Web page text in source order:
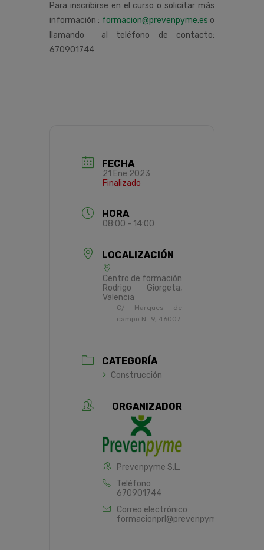
Para inscribirse en el curso o solicitar más
información : formacion@prevenpyme.es o
llamando al teléfono de contacto:
670901744
FECHA
21 Ene 2023
Finalizado
HORA
08:00 - 14:00
LOCALIZACIÓN
Centro de formación
Rodrigo Giorgeta,
Valencia
C/ Marques de
campo Nº 9, 46007
CATEGORÍA
Construcción
ORGANIZADOR
Prevenpyme S.L.
Teléfono
670901744
Correo electrónico
formacionprl@prevenpyme.es